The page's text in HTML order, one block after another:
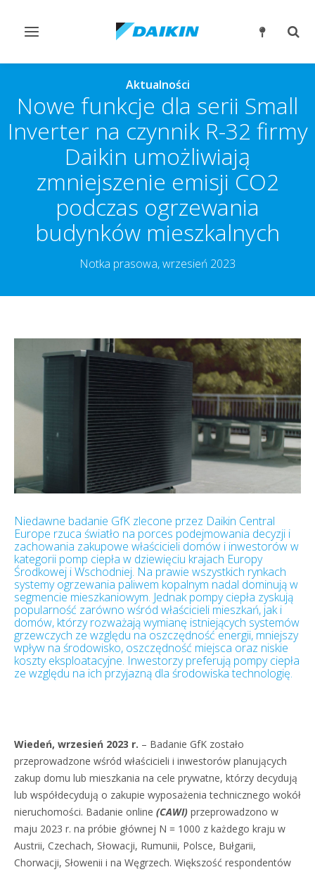
Przełącz
Aktualności
Nowe funkcje dla serii Small
Inverter na czynnik R-32 firmy
Daikin umożliwiają
zmniejszenie emisji CO2
podczas ogrzewania
budynków mieszkalnych
Notka prasowa, wrzesień 2023
Niedawne badanie GfK zlecone przez Daikin Central
Europe rzuca światło na porces podejmowania decyzji i
zachowania zakupowe właścicieli domów i inwestorów w
kategorii pomp ciepła w dziewięciu krajach Europy
Środkowej i Wschodniej. Na prawie wszystkich rynkach
systemy ogrzewania paliwem kopalnym nadal dominują w
segmencie mieszkaniowym. Jednak pompy ciepła zyskują
popularność zarówno wśród właścicieli mieszkań, jak i
domów, którzy rozważają wymianę istniejących systemów
grzewczych ze względu na oszczędność energii, mniejszy
wpływ na środowisko, oszczędność miejsca oraz niskie
koszty eksploatacyjne. Inwestorzy preferują pompy ciepła
ze względu na ich przyjazną dla środowiska technologię.
Wiedeń, wrzesień 2023 r. – Badanie GfK zostało
przeprowadzone wśród właścicieli i inwestorów planujących
zakup domu lub mieszkania na cele prywatne, którzy decydują
lub współdecydują o zakupie wyposażenia technicznego wokół
nieruchomości. Badanie online (CAWI) przeprowadzono w
maju 2023 r. na próbie głównej N = 1000 z każdego kraju w
Austrii, Czechach, Słowacji, Rumunii, Polsce, Bułgarii,
Chorwacji, Słowenii i na Węgrzech. Większość respondentów